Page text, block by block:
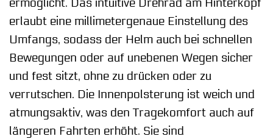
ermöglicht. Das intuitive Drehrad am Hinterkopf
erlaubt eine millimetergenaue Einstellung des
Umfangs, sodass der Helm auch bei schnellen
Bewegungen oder auf unebenen Wegen sicher
und fest sitzt, ohne zu drücken oder zu
verrutschen. Die Innenpolsterung ist weich und
atmungsaktiv, was den Tragekomfort auch auf
längeren Fahrten erhöht. Sie sind